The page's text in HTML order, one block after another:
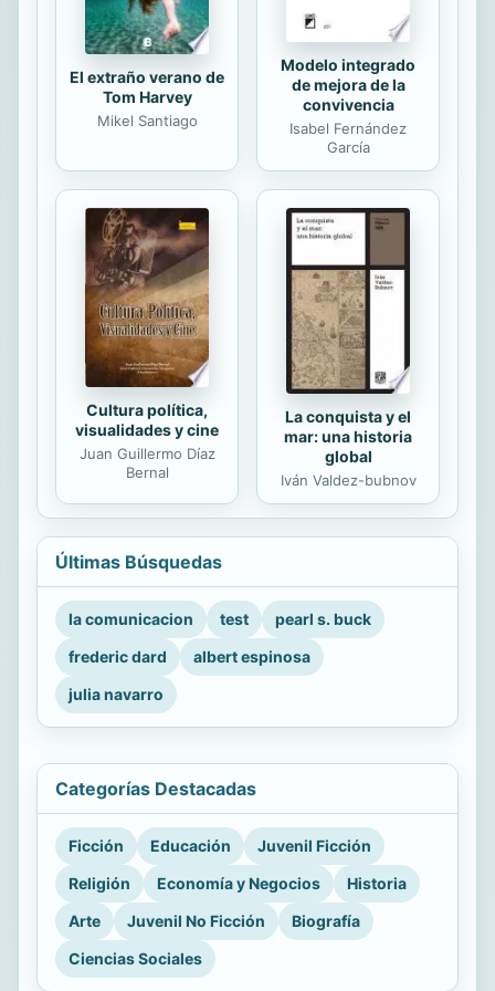
El extraño verano de
Tom Harvey
Mikel Santiago
Modelo integrado
de mejora de la
convivencia
Isabel Fernández
García
Cultura política,
visualidades y cine
Juan Guillermo Díaz
Bernal
La conquista y el
mar: una historia
global
Iván Valdez-bubnov
Últimas Búsquedas
la comunicacion test
pearl s. buck
frederic dard
albert espinosa
julia navarro
Categorías Destacadas
Ficción Educación
Juvenil Ficción
Religión
Economía y Negocios
Historia
Arte
Juvenil No Ficción
Biografía
Ciencias Sociales